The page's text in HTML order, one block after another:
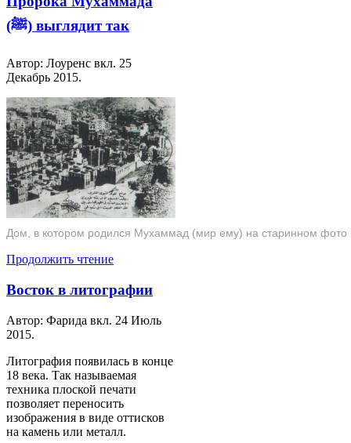
(ﷺ) выглядит так
Автор: Лоуренс вкл. 25
Декабрь 2015.
Дом, в котором родился Мухаммад (мир ему) на старинном фото
Продолжить чтение
Восток в литографии
Автор: Фарида вкл. 24 Июль
2015.
Литография появилась в конце
18 века. Так называемая
техника плоской печати
позволяет переносить
изображения в виде оттисков
на камень или металл.